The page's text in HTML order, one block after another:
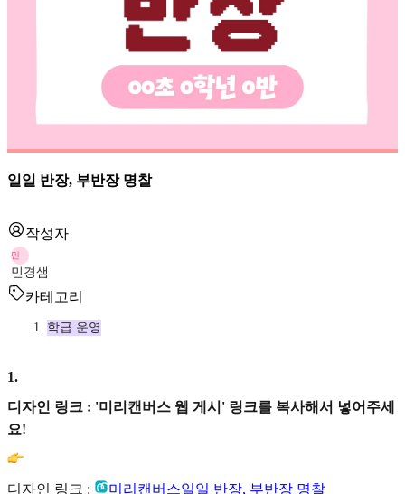
일일 반장, 부반장 명찰
작성자
민
민경샘
카테고리
학급 운영
1.
디자인 링크 : '미리캔버스 웹 게시' 링크를 복사해서 넣어주세
요!
디자인 링크 : 미리캔버스일일 반장, 부반장 명찰